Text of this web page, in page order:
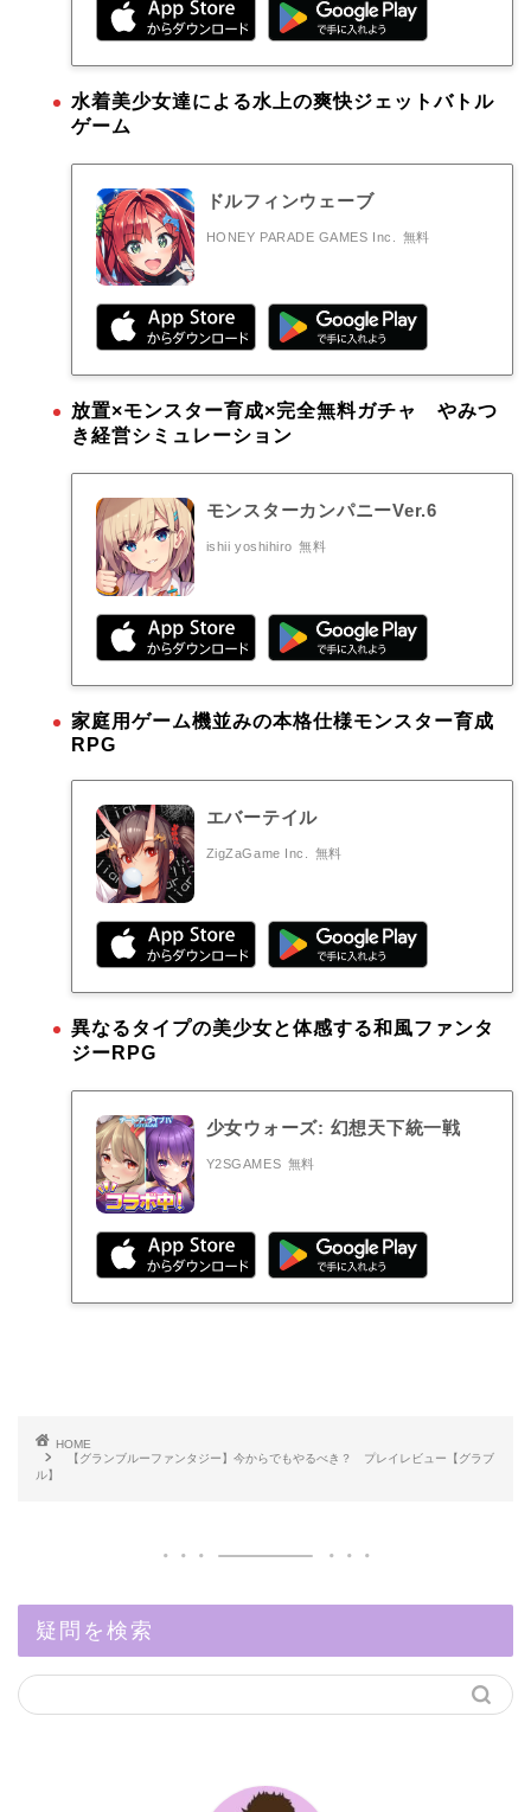
水着美少女達による水上の爽快ジェットバトル
ゲーム
ドルフィンウェーブ
HONEY PARADE GAMES Inc. 無料
放置×モンスター育成×完全無料ガチャ やみつ
き経営シミュレーション
モンスターカンパニーVer.6
ishii yoshihiro 無料
家庭用ゲーム機並みの本格仕様モンスター育成
RPG
エバーテイル
ZigZaGame Inc. 無料
異なるタイプの美少女と体感する和風ファンタ
ジーRPG
少女ウォーズ: 幻想天下統一戦
Y2SGAMES 無料
HOME
【グランブルーファンタジー】今からでもやるべき？ プレイレビュー【グラブ
ル】
疑問を検索